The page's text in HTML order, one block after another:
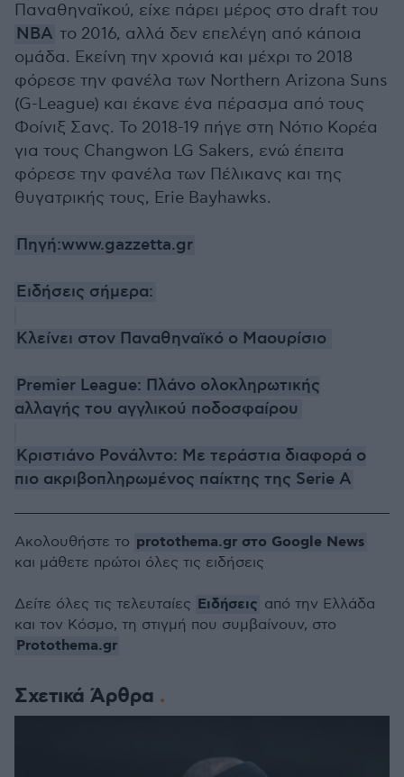
Παναθηναϊκού, είχε πάρει μέρος στο draft του
ΝΒΑ το 2016, αλλά δεν επελέγη από κάποια
ομάδα. Εκείνη την χρονιά και μέχρι το 2018
φόρεσε την φανέλα των Northern Arizona Suns
(G-League) και έκανε ένα πέρασμα από τους
Φοίνιξ Σανς. Το 2018-19 πήγε στη Νότιο Κορέα
για τους Changwon LG Sakers, ενώ έπειτα
φόρεσε την φανέλα των Πέλικανς και της
θυγατρικής τους, Erie Bayhawks.
Πηγή:www.gazzetta.gr
Ειδήσεις σήμερα:
Κλείνει στον Παναθηναϊκό ο Μαουρίσιο
Premier League: Πλάνο ολοκληρωτικής
αλλαγής του αγγλικού ποδοσφαίρου
Κριστιάνο Ρονάλντο: Με τεράστια διαφορά ο
πιο ακριβοπληρωμένος παίκτης της Serie A
Σχετικά Άρθρα
Ακολουθήστε το protothema.gr στο Google News
και μάθετε πρώτοι όλες τις ειδήσεις
Δείτε όλες τις τελευταίες Ειδήσεις από την Ελλάδα
και τον Κόσμο, τη στιγμή που συμβαίνουν, στο
Protothema.gr